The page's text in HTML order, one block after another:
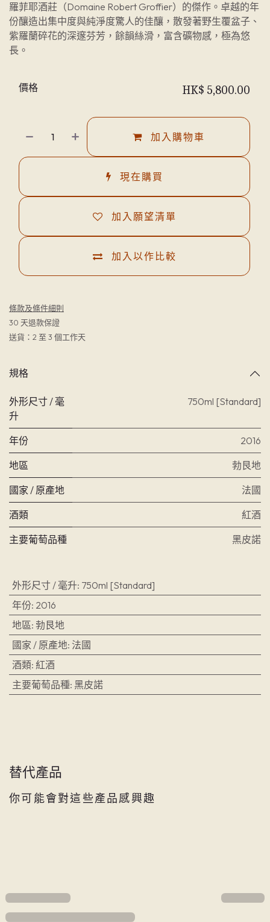
羅菲耶酒莊（Domaine Robert Groffier）的傑作。卓越的年
份釀造出集中度與純淨度驚人的佳釀，散發著野生覆盆子、
紫羅蘭碎花的深邃芬芳，餘韻絲滑，富含礦物感，極為悠
長。
加入購物車
現在購買
加入以作比較
加入願望清單
價格 HK$ 5,800.00
條款及條件細則
30 天退款保證
送貨：2 至 3 個工作天
規格
外形尺寸 / 毫
升
750ml [Standard]
年份 2016
地區 勃艮地
國家 / 原產地 法國
酒類 紅酒
主要葡萄品種 黑皮諾
外形尺寸 / 毫升: 750ml [Standard]
年份: 2016
地區: 勃艮地
國家 / 原產地: 法國
酒類: 紅酒
主要葡萄品種: 黑皮諾
替代產品
你可能會對這些產品感興趣